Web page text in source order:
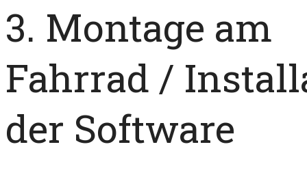
3. Montage am
Fahrrad /
der Software